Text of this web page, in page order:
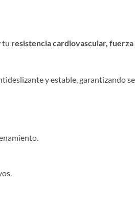
tu resistencia cardiovascular,
y estable, garantizando